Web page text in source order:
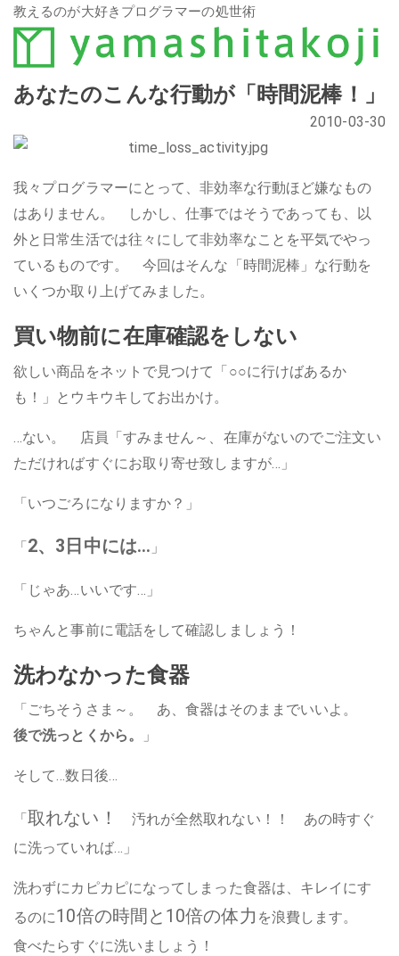
教えるのが大好きプログラマーの処世術
あなたのこんな行動が「時間泥棒！」
2010-03-30
我々プログラマーにとって、非効率な行動ほど嫌なもの
はありません。 しかし、仕事ではそうであっても、以
外と日常生活では往々にして非効率なことを平気でやっ
ているものです。 今回はそんな「時間泥棒」な行動を
いくつか取り上げてみました。
買い物前に在庫確認をしない
欲しい商品をネットで見つけて「○○に行けばあるか
も！」とウキウキしてお出かけ。
…ない。 店員「すみません～、在庫がないのでご注文い
ただければすぐにお取り寄せ致しますが…」
「いつごろになりますか？」
「2、3日中には… 」
「じゃあ…いいです…」
ちゃんと事前に電話をして確認しましょう！
洗わなかった食器
「ごちそうさま～。 あ、食器はそのままでいいよ。
後で洗っとくから。
」
そして…数日後…
「取れない！
汚れが全然取れない！！ あの時すぐ
に洗っていれば…」
洗わずにカピカピになってしまった食器は、キレイにす
るのに10倍の時間と10倍の体力 を浪費します。
食べたらすぐに洗いましょう！